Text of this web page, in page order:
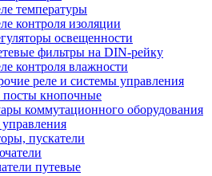
температуры
контроля изоляции
освещенности
фильтры на DIN-рейку
контроля влажности
реле и системы управления
посты кнопочные
коммутационного оборудования
пускатели
путевые